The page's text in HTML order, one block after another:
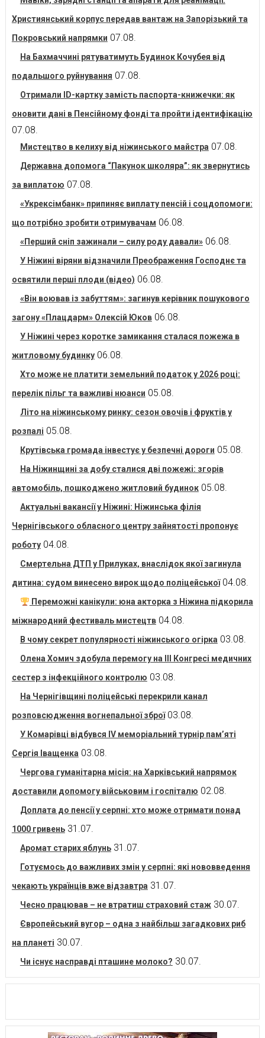
Християнський корпус передав вантаж на Запорізький та
Покровський напрямки 07.08.
На Бахмаччині рятуватимуть Будинок Кочубея від
подальшого руйнування 07.08.
Отримали ID-картку замість паспорта-книжечки: як
оновити дані в Пенсійному фонді та пройти ідентифікацію
07.08.
Мистецтво в келиху від ніжинського майстра 07.08.
Державна допомога “Пакунок школяра”: як звернутись
за виплатою 07.08.
«Укрексімбанк» припиняє виплату пенсій і соцдопомоги:
що потрібно зробити отримувачам 06.08.
«Перший сніп зажинали – силу роду давали» 06.08.
У Ніжині віряни відзначили Преображення Господнє та
освятили перші плоди (відео) 06.08.
«Він воював із забуттям»: загинув керівник пошукового
загону «Плацдарм» Олексій Юков 06.08.
У Ніжині через коротке замикання сталася пожежа в
житловому будинку 06.08.
Хто може не платити земельний податок у 2026 році:
перелік пільг та важливі нюанси 05.08.
Літо на ніжинському ринку: сезон овочів і фруктів у
розпалі 05.08.
Крутівська громада інвестує у безпечні дороги 05.08.
На Ніжинщині за добу сталися дві пожежі: згорів
автомобіль, пошкоджено житловий будинок 05.08.
Актуальні вакансії у Ніжині: Ніжинська філія
Чернігівського обласного центру зайнятості пропонує
роботу 04.08.
Смертельна ДТП у Прилуках, внаслідок якої загинула
дитина: судом винесено вирок щодо поліцейської 04.08.
Переможні канікули: юна акторка з Ніжина підкорила
міжнародний фестиваль мистецтв 04.08.
В чому секрет популярності ніжинського огірка 03.08.
Олена Хомич здобула перемогу на ІІІ Конгресі медичних
сестер з інфекційного контролю 03.08.
На Чернігівщині поліцейські перекрили канал
розповсюдження вогнепальної зброї 03.08.
У Комарівці відбувся IV меморіальний турнір пам’яті
Сергія Іващенка 03.08.
Чергова гуманітарна місія: на Харківський напрямок
доставили допомогу військовим і госпіталю 02.08.
Доплата до пенсії у серпні: хто може отримати понад
1000 гривень 31.07.
Аромат старих яблунь 31.07.
Готуємось до важливих змін у серпні: які нововведення
чекають українців вже відзавтра 31.07.
Чесно працював – не втратиш страховий стаж 30.07.
Європейський вугор – одна з найбільш загадкових риб
на планеті 30.07.
Чи існує насправді пташине молоко? 30.07.